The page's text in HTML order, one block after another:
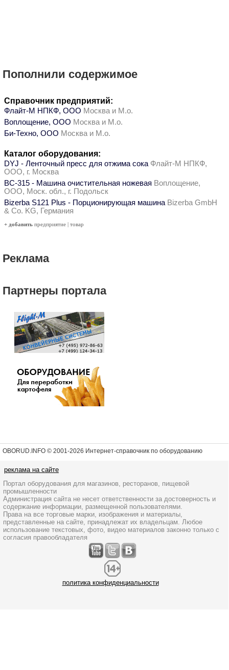
Пополнили содержимое
Справочник предприятий:
Флайт-М НПКФ, ООО Москва и М.о.
Воплощение, ООО Москва и М.о.
Би-Техно, ООО Москва и М.о.
Каталог оборудования:
DYJ - Ленточный пресс для отжима сока Флайт-М НПКФ,
ООО, г. Москва
ВС-315 - Машина очистительная ножевая Воплощение,
ООО, Моск. обл., г. Подольск
Bizerba S121 Plus - Порционирующая машина Bizerba GmbH
& Co. KG, Германия
+ добавить предприятие | товар
Реклама
Партнеры портала
OBORUD.INFO © 2001-2026 Интернет-справочник по оборудованию
реклама на сайте
Портал оборудования для магазинов, ресторанов, пищевой
промышленности
Администрация сайта не несет ответственности за достоверность и
содержание информации, размещенной пользователями.
Права на все торговые марки, изображения и материалы,
представленные на сайте, принадлежат их владельцам. Любое
использование текстовых, фото, видео материалов законно только с
согласия правообладателя
политика конфиденциальности